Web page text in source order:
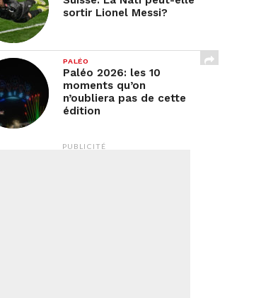
sortir Lionel Messi?
PALÉO
Paléo 2026: les 10
moments qu’on
n’oubliera pas de cette
édition
PUBLICITÉ